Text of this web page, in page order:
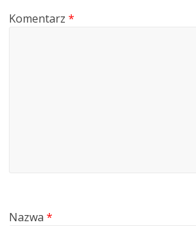
Komentarz*
Nazwa*